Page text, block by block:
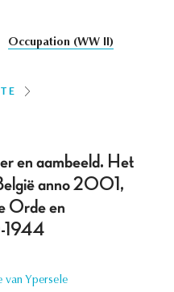
Occupation (WW II)
en aambeeld. Het
anno 2001,
Orde en
1944
van Ypersele